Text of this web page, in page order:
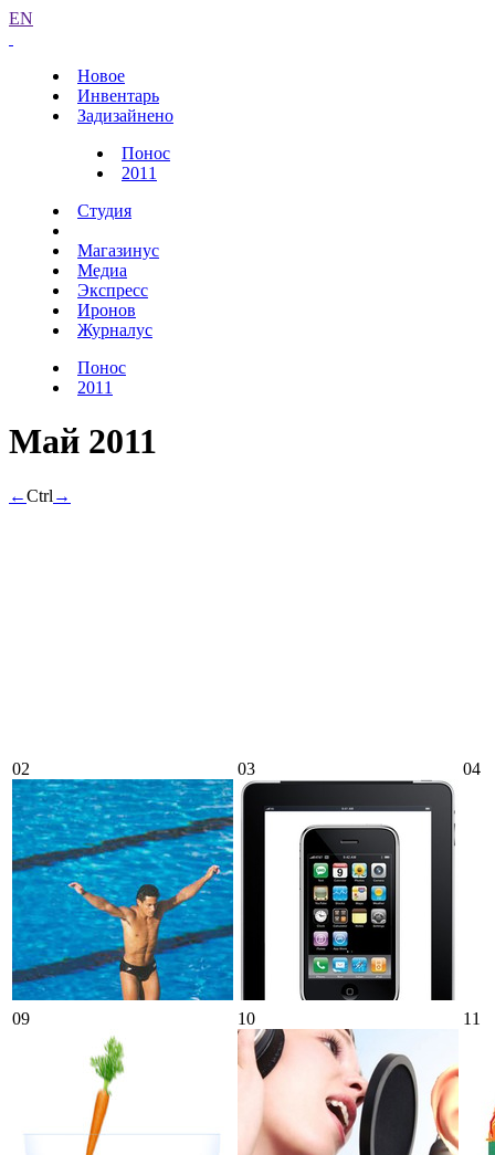
EN
Новое
Инвентарь
Задизайнено
Понос
2011
Студия
Магазинус
Медиа
Экспресс
Иронов
Журналус
Понос
2011
Май 2011
←Ctrl →
02 03 04
09 10 11